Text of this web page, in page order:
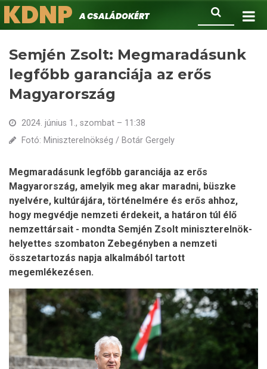
Ugrás
a
Keresés
KDNPA családokért.
Semjén Zsolt: Megmaradásunk
legfőbb garanciája az erős
Magyarország
2024. június 1., szombat – 11:38
Fotó: Miniszterelnökség / Botár Gergely
Megmaradásunk legfőbb garanciája az erős
Magyarország, amelyik meg akar maradni, büszke
nyelvére, kultúrájára, történelmére és erős ahhoz,
hogy megvédje nemzeti érdekeit, a határon túl élő
nemzettársait - mondta Semjén Zsolt miniszterelnök-
helyettes szombaton Zebegényben a nemzeti
összetartozás napja alkalmából tartott
megemlékezésen.